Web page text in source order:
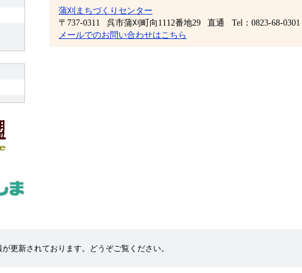
蒲刈まちづくりセンター
〒737-0311
呉市蒲刈町向1112番地29 直通 Tel：0823-68-0301
メールでのお問い合わせはこちら
更新されております。どうぞご覧ください。